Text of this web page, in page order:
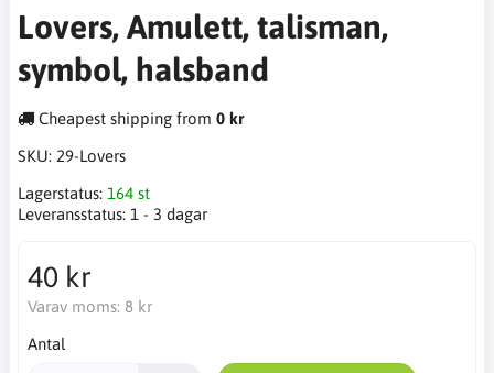
Lovers, Amulett, talisman,
symbol, halsband
Cheapest shipping from 0 kr
SKU: 29-Lovers
Lagerstatus: 164 st
Leveransstatus: 1 - 3 dagar
40 kr
Varav moms: 8 kr
Antal